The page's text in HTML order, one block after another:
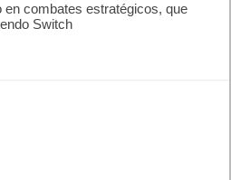
en combates estratégicos, que
Switch